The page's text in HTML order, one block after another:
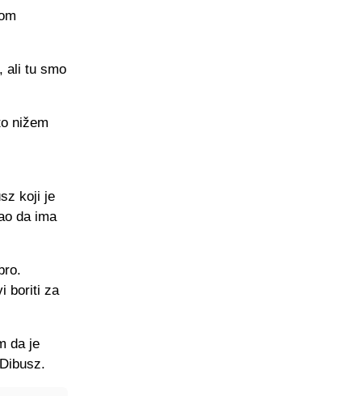
ali tu smo
nižem
koji je
da ima
boriti za
da je